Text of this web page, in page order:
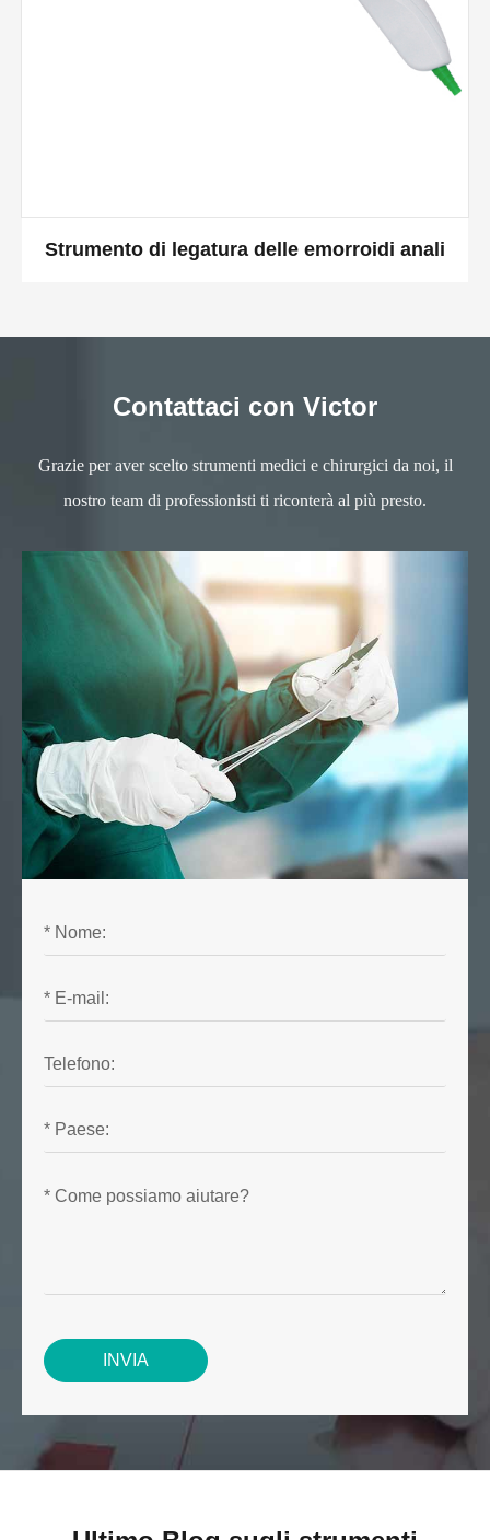
Strumento di legatura delle emorroidi anali
Contattaci con Victor
Grazie per aver scelto strumenti medici e chirurgici da noi, il
nostro team di professionisti ti riconterà al più presto.
INVIA